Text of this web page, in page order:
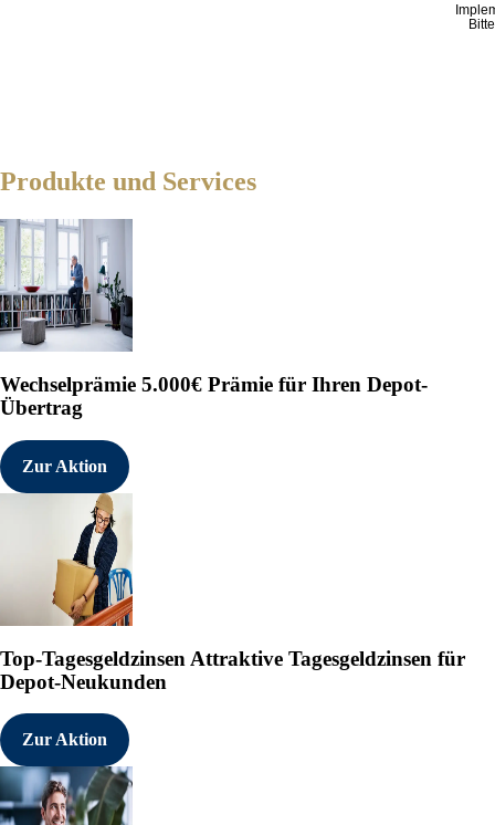
Produkte und Services
Wechselprämie 5.000€ Prämie für Ihren Depot-
Übertrag
Zur Aktion
Top-Tagesgeldzinsen Attraktive Tagesgeldzinsen für
Depot-Neukunden
Zur Aktion